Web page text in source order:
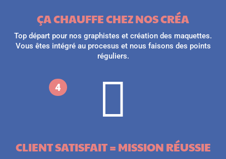
ÇA CHAUFFE CHEZ NOS CRÉA
Top départ pour nos graphistes et création des maquettes.
Vous êtes intégré au procesus et nous faisons des points
réguliers.

4
CLIENT SATISFAIT = MISSION RÉUSSIE